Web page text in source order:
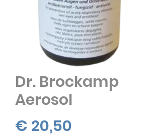
Dr. Brockamp
Aerosol
€ 20,50